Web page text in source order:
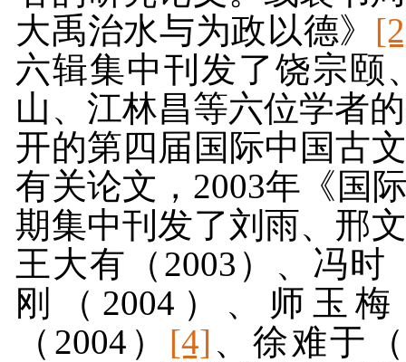
大禹治水与为政以德》
六辑集中刊发了饶宗颐
山、江林昌等六位学者
开的第四届国际中国古
有关论文， 2003年《国
期集中刊发了刘雨、邢
王大有（ 2003 ）、冯时
刚（ 2004 ）、师玉
（ 2004 ） [4] 、徐难于